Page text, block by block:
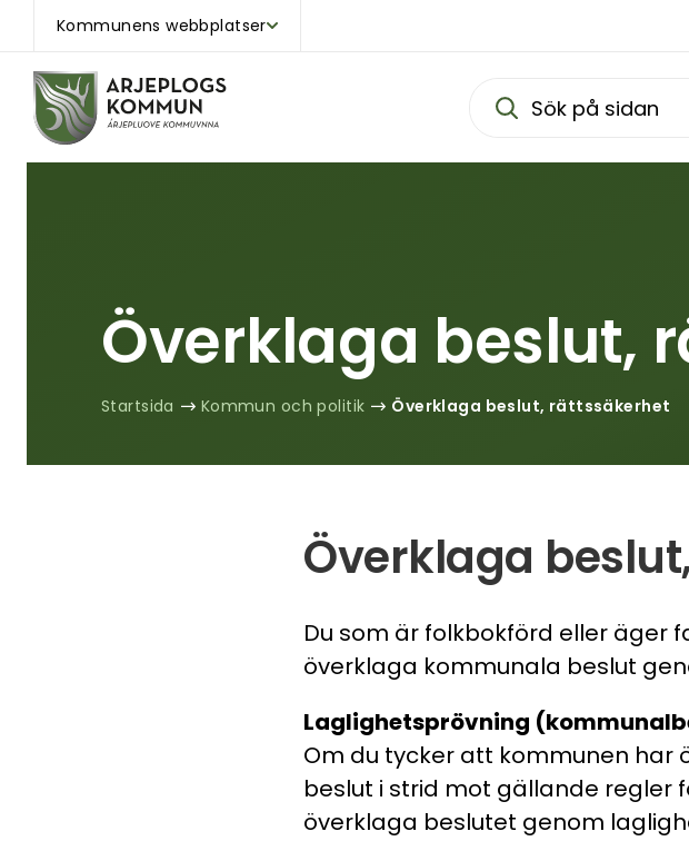
Kommunens webbplatser
Överklaga beslut,
Startsida Kommun och politik Överklaga beslut, rättssäkerhet
Överklaga
Du som är folkbokförd eller äger
överklaga kommunala beslut
Laglighetsprövning
Om du tycker att kommunen har
beslut i strid mot gällande regler
överklaga beslutet genom